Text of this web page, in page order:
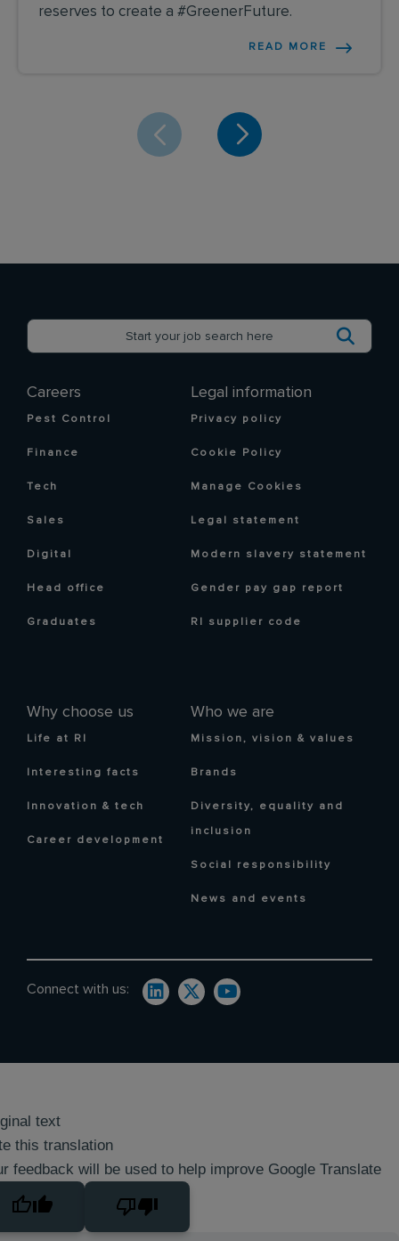
reserves to create a #GreenerFuture.
READ MORE
Careers
Pest Control
Finance
Tech
Sales
Digital
Head office
Graduates
Why choose us
Life at RI
Interesting facts
Innovation & tech
Career development
Who we are
Mission, vision & values
Brands
Diversity, equality and
inclusion
Social responsibility
News and events
Legal information
Privacy policy
Cookie Policy
Manage Cookies
Legal statement
Modern slavery statement
Gender pay gap report
RI supplier code
Connect with us:
text
this translation
feedback will be used to help improve Google Translate